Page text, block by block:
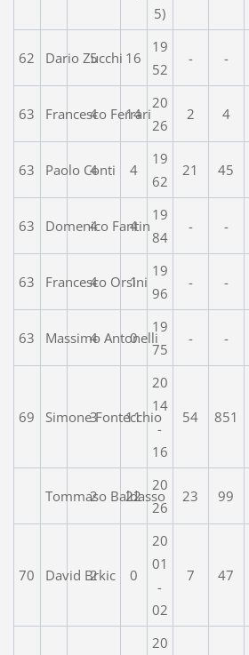
5)
62 Dario Zucchi
5 16
19
52
- -
63 Francesco Ferrari
4 14
20
26
2 4
63 Paolo Conti
4 4
19
62
21 45
63 Domenico Fantin
4 4
19
84
- -
63 Francesco Orsini
4 1
19
96
- -
63 Massimo Antonelli
4 0
19
75
- -
69 Simone Fontecchio
3 11
20
14
-
16
54 851
Tommaso Baldasso
2 22
20
26
23 99
70 David Brkic
2 0
20
01
-
02
7 47
20